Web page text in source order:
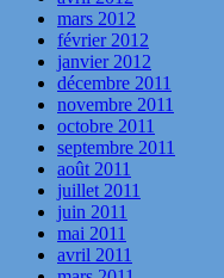
mars 2012
février 2012
janvier 2012
décembre 2011
novembre 2011
octobre 2011
septembre 2011
août 2011
juillet 2011
juin 2011
mai 2011
avril 2011